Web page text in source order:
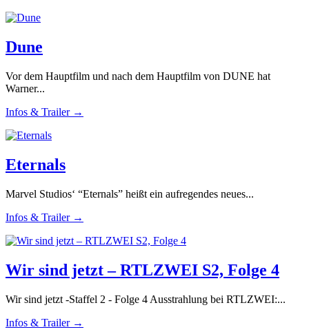
Dune
Vor dem Hauptfilm und nach dem Hauptfilm von DUNE hat
Warner...
Infos & Trailer →
Eternals
Marvel Studios‘ “Eternals” heißt ein aufregendes neues...
Infos & Trailer →
Wir sind jetzt – RTLZWEI S2, Folge 4
Wir sind jetzt -Staffel 2 - Folge 4 Ausstrahlung bei RTLZWEI:...
Infos & Trailer →